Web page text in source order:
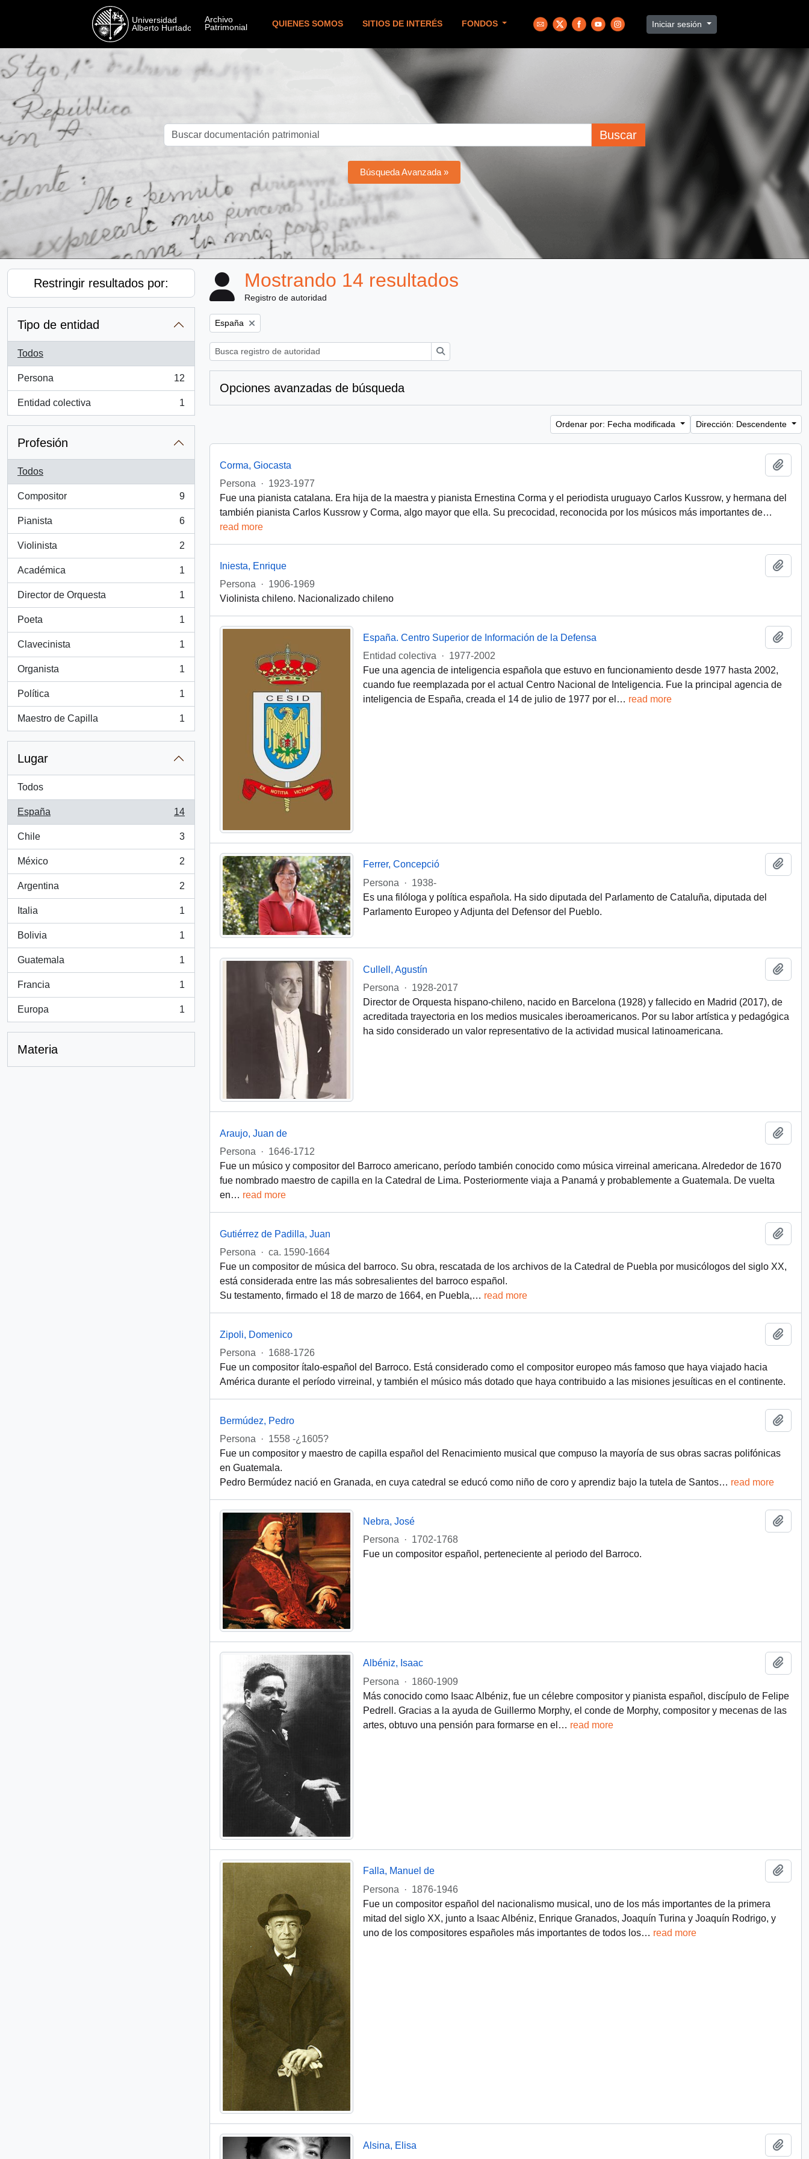
QUIENES SOMOS SITIOS DE INTERÉS FONDOS Iniciar sesión
Buscar
Búsqueda Avanzada »
Restringir resultados por:
Tipo de entidad
Todos
Persona
, 12 resultados
12
Entidad colectiva
, 1 resultados
1
Profesión
Todos
Compositor
, 9 resultados
9
Pianista
, 6 resultados
6
Violinista
, 2 resultados
2
Académica
, 1 resultados
1
Director de Orquesta
, 1 resultados
1
Poeta
, 1 resultados
1
Clavecinista
, 1 resultados
1
Organista
, 1 resultados
1
Política
, 1 resultados
1
Maestro de Capilla
, 1 resultados
1
Lugar
Todos
España
, 14 resultados
14
Chile
, 3 resultados
3
México
, 2 resultados
2
Argentina
, 2 resultados
2
Italia
, 1 resultados
1
Bolivia
, 1 resultados
1
Guatemala
, 1 resultados
1
Francia
, 1 resultados
1
Europa
, 1 resultados
1
Materia
Mostrando 14 resultados
Registro de autoridad
Remove filter:
España
Opciones avanzadas de búsqueda
Ordenar por: Fecha modificada Dirección: Descendente
Corma, Giocasta
Persona
· 1923-1977
Fue una pianista catalana. Era hija de la maestra y pianista Ernestina Corma y el periodista uruguayo Carlos Kussrow, y hermana del
también pianista Carlos Kussrow y Corma, algo mayor que ella. Su precocidad, reconocida por los músicos más importantes de…
read more
Iniesta, Enrique
Persona
· 1906-1969
Violinista chileno. Nacionalizado chileno
España. Centro Superior de Información de la Defensa
Entidad colectiva
· 1977-2002
Fue una agencia de inteligencia española que estuvo en funcionamiento desde 1977 hasta 2002,
cuando fue reemplazada por el actual Centro Nacional de Inteligencia. Fue la principal agencia de
inteligencia de España, creada el 14 de julio de 1977 por el … read more
Ferrer, Concepció
Persona
· 1938-
Es una filóloga y política española. Ha sido diputada del Parlamento de Cataluña, diputada del
Parlamento Europeo y Adjunta del Defensor del Pueblo.
Cullell, Agustín
Persona
· 1928-2017
Director de Orquesta hispano-chileno, nacido en Barcelona (1928) y fallecido en Madrid (2017), de
acreditada trayectoria en los medios musicales iberoamericanos. Por su labor artística y pedagógica
ha sido considerado un valor representativo de la actividad musical latinoamericana.
Araujo, Juan de
Persona
· 1646-1712
Fue un músico y compositor del Barroco americano, período también conocido como música virreinal americana. Alrededor de 1670
fue nombrado maestro de capilla en la Catedral de Lima. Posteriormente viaja a Panamá y probablemente a Guatemala. De vuelta
en… read more
Gutiérrez de Padilla, Juan
Persona
· ca. 1590-1664
Fue un compositor de música del barroco. Su obra, rescatada de los archivos de la Catedral de Puebla por musicólogos del siglo XX,
está considerada entre las más sobresalientes del barroco español.
Su testamento, firmado el 18 de marzo de 1664, en Puebla,… read more
Zipoli, Domenico
Persona
· 1688-1726
Fue un compositor ítalo-español del Barroco. Está considerado como el compositor europeo más famoso que haya viajado hacia
América durante el período virreinal, y también el músico más dotado que haya contribuido a las misiones jesuíticas en el continente.
Bermúdez, Pedro
Persona
· 1558 -¿1605?
Fue un compositor y maestro de capilla español del Renacimiento musical que compuso la mayoría de sus obras sacras polifónicas
en Guatemala.
Pedro Bermúdez nació en Granada, en cuya catedral se educó como niño de coro y aprendiz bajo la tutela de Santos… read more
Nebra, José
Persona
· 1702-1768
Fue un compositor español, perteneciente al periodo del Barroco.
Albéniz, Isaac
Persona
· 1860-1909
Más conocido como Isaac Albéniz, fue un célebre compositor y pianista español, discípulo de Felipe
Pedrell. Gracias a la ayuda de Guillermo Morphy, el conde de Morphy, compositor y mecenas de las
artes, obtuvo una pensión para formarse en el … read more
Falla, Manuel de
Persona
· 1876-1946
Fue un compositor español del nacionalismo musical, uno de los más importantes de la primera
mitad del siglo XX, junto a Isaac Albéniz, Enrique Granados, Joaquín Turina y Joaquín Rodrigo, y
uno de los compositores españoles más importantes de todos los… read more
Alsina, Elisa